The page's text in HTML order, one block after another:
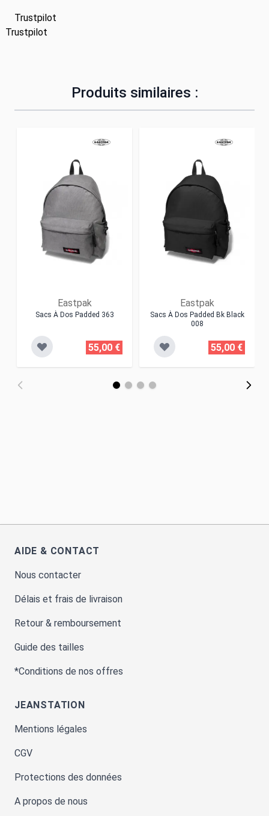
Trustpilot
Trustpilot
Produits similaires :
Eastpak
Sacs À Dos Padded 363
55,00 €
Eastpak
Sacs À Dos Padded Bk Black
008
55,00 €
AIDE & CONTACT
Nous contacter
Délais et frais de livraison
Retour & remboursement
Guide des tailles
*Conditions de nos offres
JEANSTATION
Mentions légales
CGV
Protections des données
A propos de nous